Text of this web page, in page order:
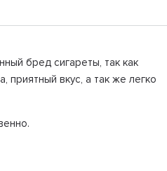
бред сигареты, так как
приятный вкус, а так же легко